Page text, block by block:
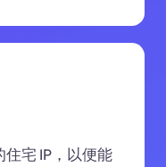
宅 IP，以便能